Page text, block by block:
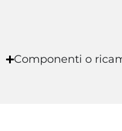
Componenti o